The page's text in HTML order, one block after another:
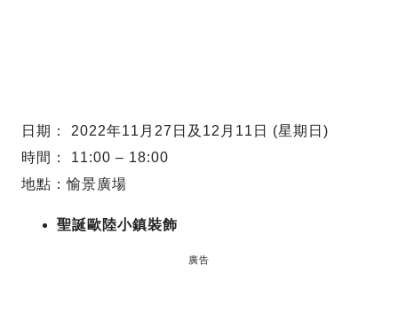
日期： 2022年11月27日及12月11日 (星期日)
時間： 11:00 – 18:00
地點：愉景廣場
聖誕歐陸小鎮裝飾
廣告